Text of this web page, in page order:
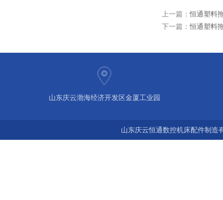
上一篇：恒通塑料
下一篇：恒通塑料
山东庆云渤海经济开发区金厦工业园
山东庆云恒通数控机床配件制